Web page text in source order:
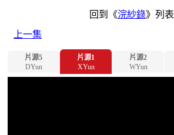
回到《浣紗錄》列表
上一集
片源5
DYun
片源1
XYun
片源2
WYun